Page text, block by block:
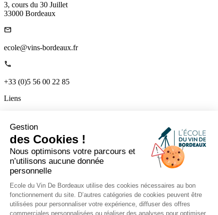
3, cours du 30 Juillet
33000 Bordeaux
ecole@vins-bordeaux.fr
+33 (0)5 56 00 22 85
Liens
Qui sommes-nous
Nos ateliers
Professionnels
Nos formateurs
Le mag
Contactez nous
L’extranet formateurs
Suivez-nous sur les réseaux pour rester connecté.
Gestion
des Cookies !
Nous optimisons votre parcours et
n’utilisons aucune donnée
personnelle
Ecole du Vin De Bordeaux utilise des cookies nécessaires au bon
fonctionnement du site. D’autres catégories de cookies peuvent être
utilisées pour personnaliser votre expérience, diffuser des offres
commerciales personnalisées ou réaliser des analyses pour optimiser